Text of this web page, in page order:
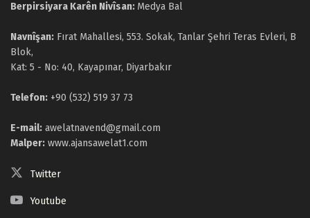
Berpirsiyara Karên Nivîsan: Medya Bal
Navnîşan: Fırat Mahallesi, 553. Sokak, Tanlar Şehri Teras Evleri, B
Blok,
Kat: 5 - No: 40, Kayapınar, Diyarbakır
Telefon: +90 (532) 519 37 73
E-mail: awelatnavend@gmail.com
Malper: www.ajansawelat1.com
Twitter
Youtube